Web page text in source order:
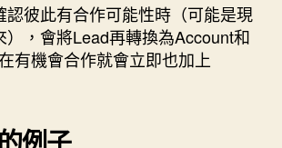
認彼此有合作可能性時（可能是現
），會將Lead再轉換為Account和
有機會合作就會立即也加上